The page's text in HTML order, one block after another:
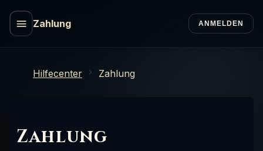
Zahlung ANMELDEN
Hilfecenter Zahlung
Zahlung